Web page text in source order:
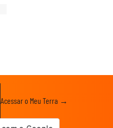
Acessar o Meu Terra →